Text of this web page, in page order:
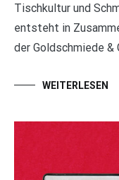
Tischkultur und
entsteht in
der Goldschmiede &
WEITERLESEN